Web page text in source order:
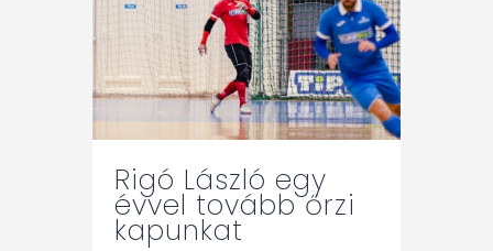
Hírek
Kapcsolat
Rigó László egy
évvel tovább őrzi
kapunkat